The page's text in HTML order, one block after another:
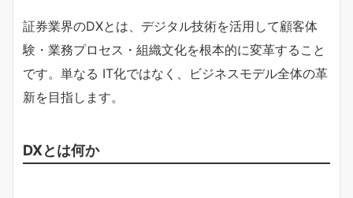
証券業界のDXとは、デジタル技術を活用して顧客体
験・業務プロセス・組織文化を根本的に変革すること
です。単なる IT化ではなく、ビジネスモデル全体の革
新を目指します。
DXとは何か